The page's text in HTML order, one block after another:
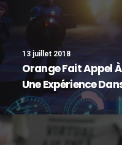
13 juillet 2018
Orange Fait Appel
Une Expérience